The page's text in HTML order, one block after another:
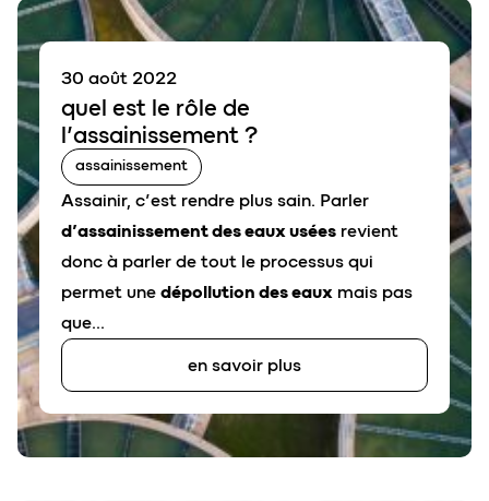
quel est le rôle de
l’assainissement ?
30 août 2022
assainissement
Assainir, c’est rendre plus sain. Parler
d’assainissement des eaux usées revient
donc à parler de tout le processus qui
permet une dépollution des eaux mais pas
que…
en savoir plus